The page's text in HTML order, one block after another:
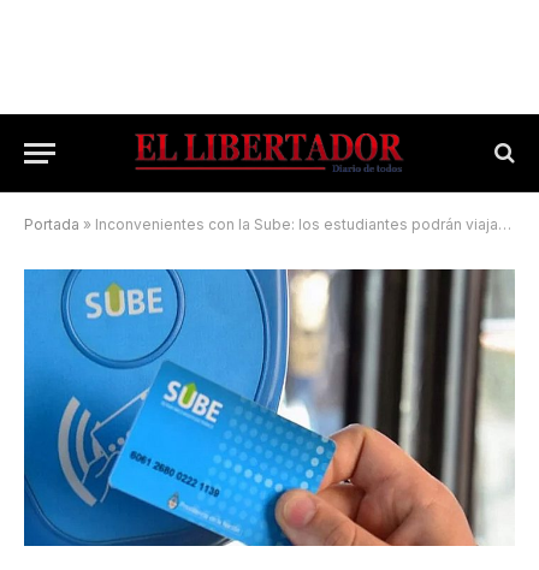
Portada » Inconvenientes con la Sube: los estudiantes podrán viajar de manera gratuita con uniforme